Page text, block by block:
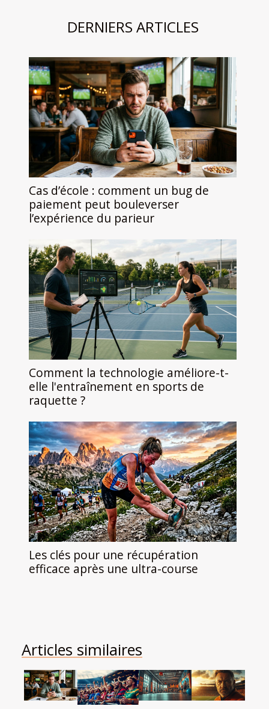
DERNIERS ARTICLES
Cas d’école : comment un bug de
paiement peut bouleverser
l’expérience du parieur
Comment la technologie améliore-t-
elle l'entraînement en sports de
raquette ?
Les clés pour une récupération
efficace après une ultra-course
Articles similaires